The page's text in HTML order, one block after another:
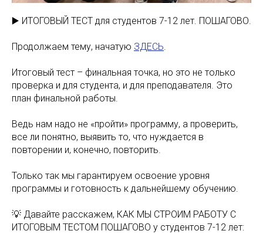
▶️ ИТОГОВЫЙ ТЕСТ для студентов 7-12 лет. ПОШАГОВО.
Продолжаем тему, начатую ЗДЕСЬ.
Итоговый тест – финальная точка, но это не только
проверка и для студента, и для преподавателя. Это
план финальной работы.
Ведь нам надо не «пройти» программу, а проверить,
все ли понятно, выявить то, что нуждается в
повторении и, конечно, повторить.
Только так мы гарантируем освоение уровня
программы и готовность к дальнейшему обучению.
💡 Давайте расскажем, КАК МЫ СТРОИМ РАБОТУ С
ИТОГОВЫМ ТЕСТОМ ПОШАГОВО у студентов 7-12 лет: